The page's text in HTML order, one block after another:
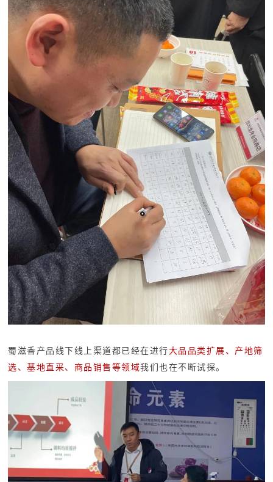
蜀滋香产品线下线上渠道都已经在进行大品品类扩展、产地筛
选、基地直采、商品销售等领域我们也在不断试探。